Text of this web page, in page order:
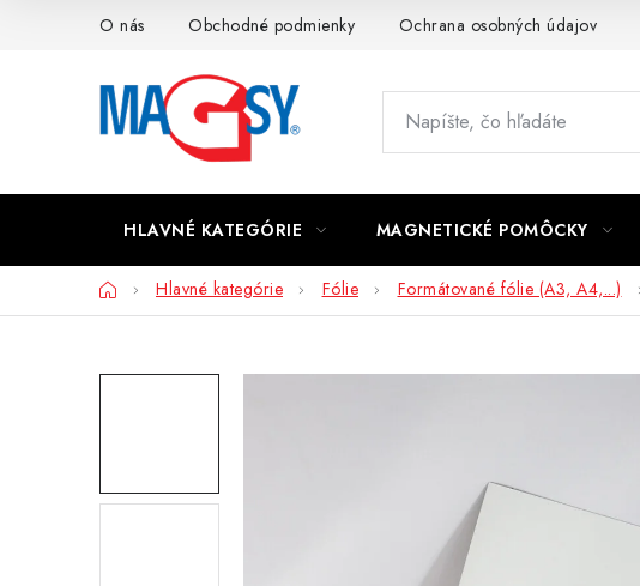
O nás Obchodné podmienky Ochrana osobných údajov
HLAVNÉ KATEGÓRIE MAGNETICKÉ POMÔCKY
DomovHlavné kategórie Fólie Formátované fólie (A3, A4,...)